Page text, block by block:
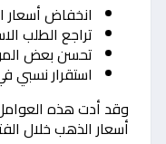
انخفاض أسعار
تراجع الطلب
تحسن بعض
استقرار
وقد أدت هذه
أسعار الذهب خلال